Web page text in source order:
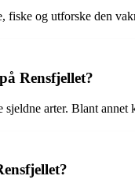
fiske og utforske den
Rensfjellet?
arter. Blant